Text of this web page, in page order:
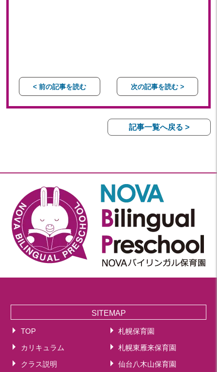
< 前の記事を読む 次の記事を読む >
記事一覧へ戻る >
SITEMAP
TOP
カリキュラム
クラス説明
札幌保育園
札幌東雁来保育園
仙台八木山保育園